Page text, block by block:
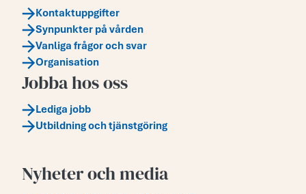
Kontaktuppgifter
Synpunkter på vården
Vanliga frågor och svar
Organisation
Jobba hos oss
Lediga jobb
Utbildning och tjänstgöring
Nyheter och media